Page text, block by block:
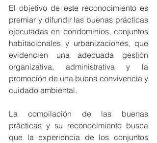
El objetivo de este reconocimiento es
premiar y difundir las buenas prácticas
ejecutadas en condominios, conjuntos
habitacionales y urbanizaciones, que
evidencien una adecuada gestión
organizativa, administrativa y la
promoción de una buena convivencia y
cuidado ambiental.
La compilación de las buenas
prácticas y su reconocimiento busca
que la experiencia de los conjuntos